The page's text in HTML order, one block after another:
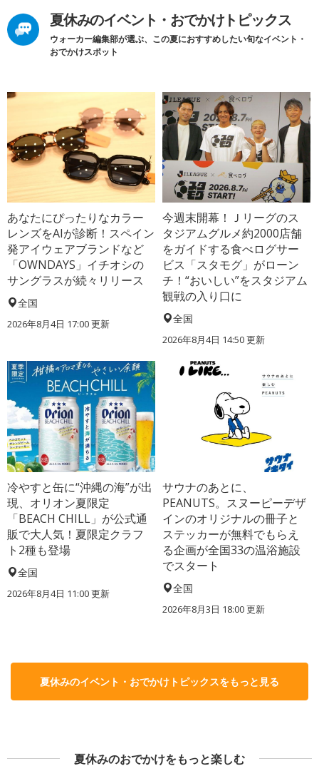
夏休みのイベント・おでかけトピックス
ウォーカー編集部が選ぶ、この夏におすすめしたい旬なイベント・
おでかけスポット
あなたにぴったりなカラー
レンズをAIが診断！スペイン
発アイウェアブランドなど
「OWNDAYS」イチオシの
サングラスが続々リリース
全国
2026年8月4日 17:00更新
今週末開幕！Ｊリーグのス
タジアムグルメ約2000店舗
をガイドする食べログサー
ビス「スタモグ」がローン
チ！“おいしい”をスタジアム
観戦の入り口に
全国
2026年8月4日 14:50更新
冷やすと缶に“沖縄の海”が出
現、オリオン夏限定
「BEACH CHILL」が公式通
販で大人気！夏限定クラフ
ト2種も登場
全国
2026年8月4日 11:00更新
サウナのあとに、
PEANUTS。スヌーピーデザ
インのオリジナルの冊子と
ステッカーが無料でもらえ
る企画が全国33の温浴施設
でスタート
全国
2026年8月3日 18:00更新
夏休みのイベント・おでかけトピックスをもっと見る
夏休みのおでかけをもっと楽しむ